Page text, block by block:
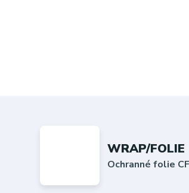
WRAP/FOLIE
Ochranné folie